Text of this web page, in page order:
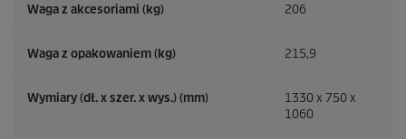
Waga z akcesoriami (kg) 206
Waga z opakowaniem (kg) 215,9
Wymiary (dł. x szer. x wys.) (mm)
1330 x 750 x
1060